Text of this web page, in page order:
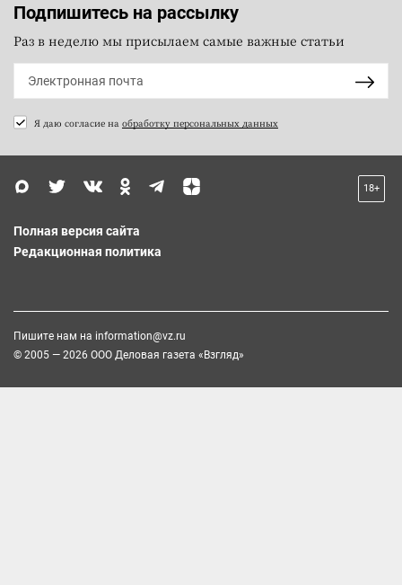
Подпишитесь на рассылку
Раз в неделю мы присылаем самые важные статьи
Я даю согласие на обработку персональных данных
18+
Полная версия сайта
Редакционная политика
Пишите нам на information@vz.ru
© 2005 — 2026 ООО Деловая газета «Взгляд»